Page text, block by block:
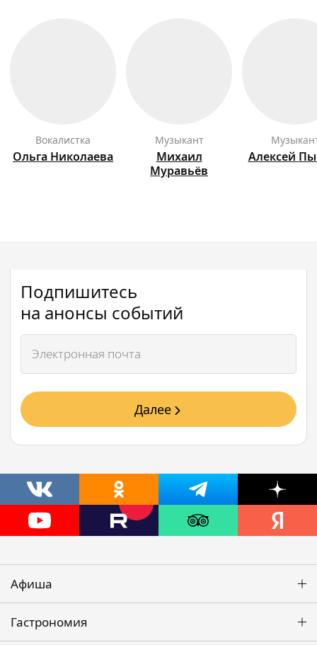
вокалистка
Ольга Николаева
музыкант
Михаил
Муравьёв
Алексей
Подпишитесь
на анонсы событий
Далее
Афиша
Гастрономия